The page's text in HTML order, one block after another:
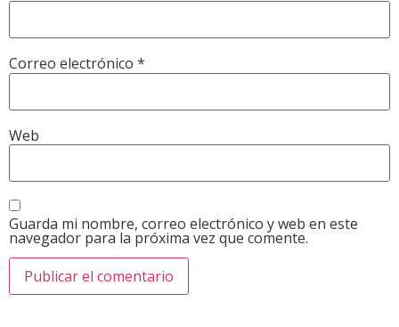
Correo electrónico *
Web
Guarda mi nombre, correo electrónico y web en este
navegador para la próxima vez que comente.